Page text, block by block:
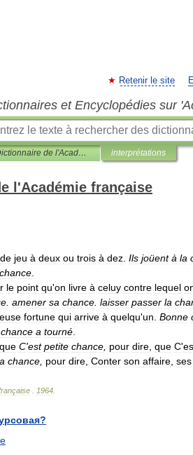
Retenir le site
et Encyclopédies sur
Dictionnaire de l'Académie française interprétations
l'Académie française
de jeu à deux ou trois à dez Ils joüent à la
chance
le point qu'on livre à celuy contre lequel
amener sa chance laisser passer la
fortune qui arrive à quelqu'un Bonne
chance a tourné
que C'est petite chance pour dire que C'
chance pour dire Conter son affaire ses
1964